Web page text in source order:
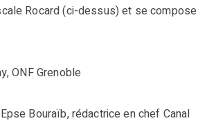
Rocard (ci-dessus) et se compose
ONF Grenoble
Bouraïb, rédactrice en chef Canal